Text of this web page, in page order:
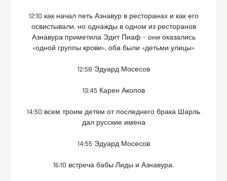
12:10 как начал петь Азнавур в ресторанах и как его
освистывали, но однажды в одном из ресторанов
Азнавура приметила Эдит Пиаф – они оказались
«одной группы крови», оба были «детьми улицы»
12:58 Эдуард Мосесов
13:45 Карен Акопов
14:50 всем троим детям от последнего брака Шарль
дал русские имена
14:55 Эдуард Мосесов
16:10 встреча бабы Лиды и Азнавура.